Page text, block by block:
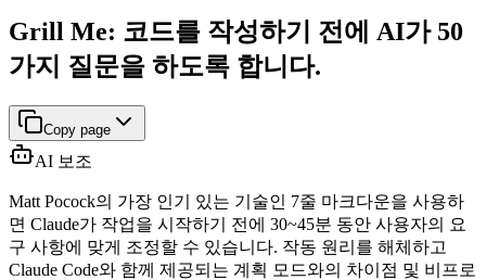
Grill Me: 코드를 작성하기 전에 AI가 50
가지 질문을 하도록 합니다.
Copy page
AI 보조
Matt Pocock의 가장 인기 있는 기술인 7줄 마크다운을 사용하
면 Claude가 작업을 시작하기 전에 30~45분 동안 사용자의 요
구 사항에 맞게 조정할 수 있습니다. 작동 원리를 해체하고
Claude Code와 함께 제공되는 계획 모드와의 차이점 및 비프로